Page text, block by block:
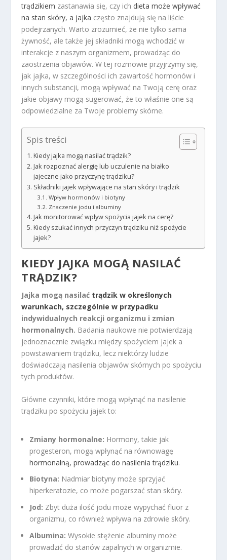
trądzikiem zastanawia się, czy ich dieta może wpływać
na stan skóry, a jajka często znajdują się na liście
podejrzanych. Warto zrozumieć, że nie tylko sama
żywność, ale także jej składniki mogą wchodzić w
interakcje z naszym organizmem, prowadząc do
zaostrzenia objawów. W tej rozmowie przyjrzymy się,
jak jajka, w szczególności ich zawartość hormonów i
innych substancji, mogą wpływać na Twoją cerę oraz
jakie objawy mogą sugerować, że to właśnie one są
odpowiedzialne za Twoje problemy skórne.
Spis treści
Kiedy jajka mogą nasilać trądzik?
Jak rozpoznać alergię lub uczulenie na białko
jajeczne jako przyczynę trądziku?
Składniki jajek wpływające na stan skóry i trądzik
Wpływ hormonów i biotyny
Znaczenie jodu i albuminy
Jak monitorować wpływ spożycia jajek na cerę?
Kiedy szukać innych przyczyn trądziku niż spożycie
jajek?
KIEDY JAJKA MOGĄ NASILAĆ
TRĄDZIK?
Jajka mogą nasilać trądzik w określonych
warunkach, szczególnie w przypadku
indywidualnych reakcji organizmu i zmian
hormonalnych. Badania naukowe nie potwierdzają
jednoznacznie związku między spożyciem jajek a
powstawaniem trądziku, lecz niektórzy ludzie
doświadczają nasilenia objawów skórnych po spożyciu
tych produktów.
Główne czynniki, które mogą wpłynąć na nasilenie
trądziku po spożyciu jajek to:
Zmiany hormonalne: Hormony, takie jak
progesteron, mogą wpłynąć na równowagę
hormonalną, prowadząc do nasilenia trądziku.
Biotyna: Nadmiar biotyny może sprzyjać
hiperkeratozie, co może pogarszać stan skóry.
Jod: Zbyt duża ilość jodu może wypychać fluor z
organizmu, co również wpływa na zdrowie skóry.
Albumina: Wysokie stężenie albuminy może
prowadzić do stanów zapalnych w organizmie.